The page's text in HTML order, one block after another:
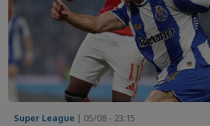
Super League | 05/08 - 23:15